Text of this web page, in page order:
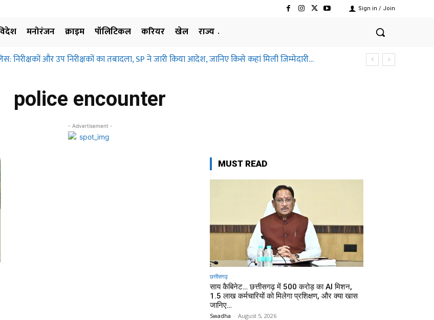
Sign in / Join
मनोरंजन क्राइम पॉलिटिकल करियर खेल
राज्य
निरीक्षकों और उप निरीक्षकों का तबादला, SP ने जारी किया आदेश, जानिए किसे कहां मिली जिम्मेदारी…
मुआवजा दिए बिना जमीन के उपयोग पर नहीं लगाई जा सकती रोक… छत्तीसगढ़ हाईकोर्ट ने क्यों कहा ऐसा
police encounter
- Advertisement -
MUST READ
छत्तीसगढ़
साय कैबिनेट… छत्तीसगढ़ में 500 करोड़ का AI मिशन,
1.5 लाख कर्मचारियों को मिलेगा प्रशिक्षण, और क्या खास
जानिए…
Swadha - August 5, 2026